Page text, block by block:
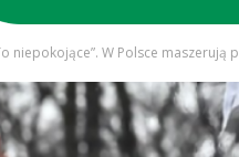
niepokojące”. W Polsce maszerują